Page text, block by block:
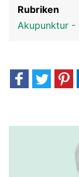
Rubriken
Akupunktur -